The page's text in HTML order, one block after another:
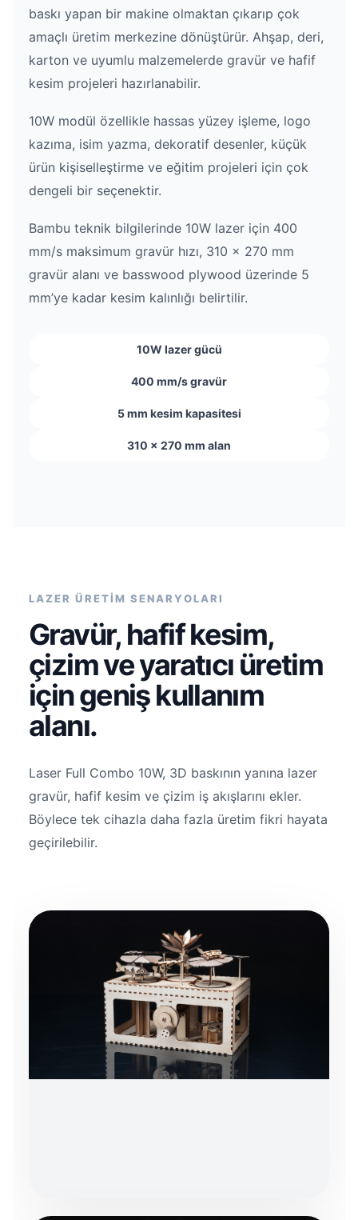
baskı yapan bir makine olmaktan çıkarıp çok
amaçlı üretim merkezine dönüştürür. Ahşap, deri,
karton ve uyumlu malzemelerde gravür ve hafif
kesim projeleri hazırlanabilir.
10W modül özellikle hassas yüzey işleme, logo
kazıma, isim yazma, dekoratif desenler, küçük
ürün kişiselleştirme ve eğitim projeleri için çok
dengeli bir seçenektir.
Bambu teknik bilgilerinde 10W lazer için 400
mm/s maksimum gravür hızı, 310 × 270 mm
gravür alanı ve basswood plywood üzerinde 5
mm’ye kadar kesim kalınlığı belirtilir.
10W lazer gücü
400 mm/s gravür
5 mm kesim kapasitesi
310 × 270 mm alan
LAZER ÜRETİM SENARYOLARI
Gravür, hafif kesim,
çizim ve yaratıcı üretim
için geniş kullanım
alanı.
Laser Full Combo 10W, 3D baskının yanına lazer
gravür, hafif kesim ve çizim iş akışlarını ekler.
Böylece tek cihazla daha fazla üretim fikri hayata
geçirilebilir.